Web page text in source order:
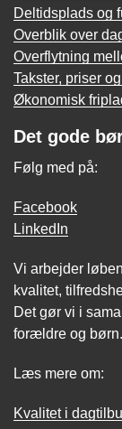
Deltidsplads og
Overblik over
Overflytning
Takster, priser
Økonomisk
Det gode
Følg med på:
Facebook
LinkedIn
Vi arbejder
kvalitet,
Det gør vi i
forældre og børn.
Læs mere om:
Kvalitet i